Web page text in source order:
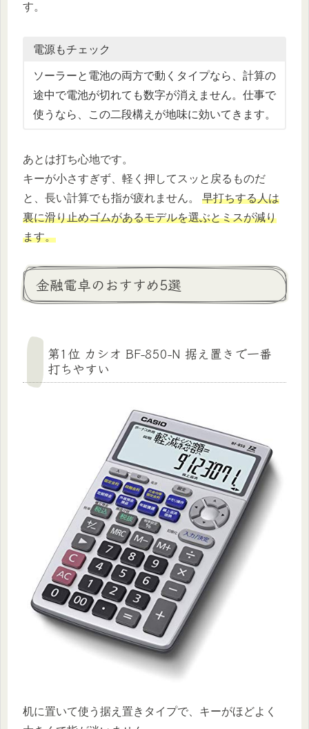
す。
電源もチェック
ソーラーと電池の両方で動くタイプなら、計算の
途中で電池が切れても数字が消えません。仕事で
使うなら、この二段構えが地味に効いてきます。
あとは打ち心地です。
キーが小さすぎず、軽く押してスッと戻るものだ
と、長い計算でも指が疲れません。 早打ちする人は
裏に滑り止めゴムがあるモデルを選ぶとミスが減り
ます。
金融電卓のおすすめ5選
第1位 カシオ BF-850-N 据え置きで一番
打ちやすい
机に置いて使う据え置きタイプで、キーがほどよく